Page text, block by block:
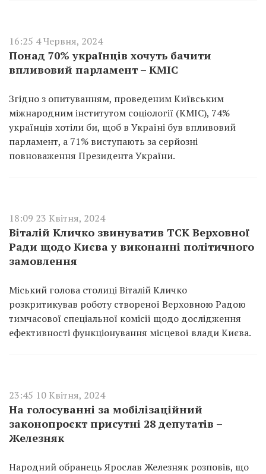
16:25 4 Червня, 2024
Понад 70% українців хочуть бачити
впливовий парламент – КМІС
Згідно з опитуванням, проведеним Київським
міжнародним інститутом соціології (КМІС), 74%
українців хотіли би, щоб в Україні був впливовий
парламент, а 71% виступають за серйозні
повноваження Президента України.
18:09 23 Квітня, 2024
Віталій Кличко звинуватив ТСК Верховної
Ради щодо Києва у виконанні політичного
замовлення
Міський голова столиці Віталій Кличко
розкритикував роботу створеної Верховною Радою
тимчасової спеціальної комісії щодо дослідження
ефективності функціонування місцевої влади Києва.
23:45 10 Квітня, 2024
На голосуванні за мобілізаційний
законопроєкт присутні 28 депутатів –
Железняк
Народний обранець Ярослав Железняк розповів, що